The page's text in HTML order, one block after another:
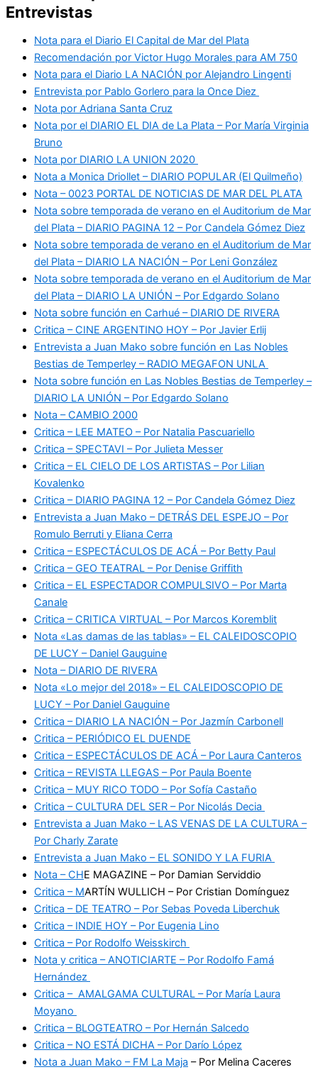
Entrevistas
Nota para el Diario El Capital de Mar del Plata
Recomendación por Victor Hugo Morales para AM 750
Nota para el Diario LA NACIÓN por Alejandro Lingenti
Entrevista por Pablo Gorlero para la Once Diez
Nota por Adriana Santa Cruz
Nota por el DIARIO EL DIA de La Plata – Por María Virginia
Bruno
Nota por DIARIO LA UNION 2020
Nota a Monica Driollet – DIARIO POPULAR (El Quilmeño)
Nota – 0023 PORTAL DE NOTICIAS DE MAR DEL PLATA
Nota sobre temporada de verano en el Auditorium de Mar
del Plata – DIARIO PAGINA 12 – Por Candela Gómez Diez
Nota sobre temporada de verano en el Auditorium de Mar
del Plata – DIARIO LA NACIÓN – Por Leni González
Nota sobre temporada de verano en el Auditorium de Mar
del Plata – DIARIO LA UNIÓN – Por Edgardo Solano
Nota sobre función en Carhué – DIARIO DE RIVERA
Critica – CINE ARGENTINO HOY – Por Javier Erlij
Entrevista a Juan Mako sobre función en Las Nobles
Bestias de Temperley – RADIO MEGAFON UNLA
Nota sobre función en Las Nobles Bestias de Temperley –
DIARIO LA UNIÓN – Por Edgardo Solano
Nota – CAMBIO 2000
Critica – LEE MATEO – Por Natalia Pascuariello
Critica – SPECTAVI – Por Julieta Messer
Critica – EL CIELO DE LOS ARTISTAS – Por Lilian
Kovalenko
Critica – DIARIO PAGINA 12 – Por Candela Gómez Diez
Entrevista a Juan Mako – DETRÁS DEL ESPEJO – Por
Romulo Berruti y Eliana Cerra
Critica – ESPECTÁCULOS DE ACÁ – Por Betty Paul
Critica – GEO TEATRAL – Por Denise Griffith
Critica – EL ESPECTADOR COMPULSIVO – Por Marta
Canale
Critica – CRITICA VIRTUAL – Por Marcos Koremblit
Nota «Las damas de las tablas» – EL CALEIDOSCOPIO
DE LUCY – Daniel Gauguine
Nota – DIARIO DE RIVERA
Nota «Lo mejor del 2018» – EL CALEIDOSCOPIO DE
LUCY – Por Daniel Gauguine
Critica – DIARIO LA NACIÓN – Por Jazmín Carbonell
Critica – PERIÓDICO EL DUENDE
Critica – ESPECTÁCULOS DE ACÁ – Por Laura Canteros
Critica – REVISTA LLEGAS – Por Paula Boente
Critica – MUY RICO TODO – Por Sofía Castaño
Critica – CULTURA DEL SER – Por Nicolás Decia
Entrevista a Juan Mako – LAS VENAS DE LA CULTURA –
Por Charly Zarate
Entrevista a Juan Mako – EL SONIDO Y LA FURIA
Nota – CHE MAGAZINE – Por Damian Serviddio
Critica – MARTÍN WULLICH – Por Cristian Domínguez
Critica – DE TEATRO – Por Sebas Poveda Liberchuk
Critica – INDIE HOY – Por Eugenia Lino
Critica – Por Rodolfo Weisskirch
Nota y critica – ANOTICIARTE – Por Rodolfo Famá
Hernández
Critica – AMALGAMA CULTURAL – Por María Laura
Moyano
Critica – BLOGTEATRO – Por Hernán Salcedo
Critica – NO ESTÁ DICHA – Por Darío López
Nota a Juan Mako – FM La Maja – Por Melina Caceres